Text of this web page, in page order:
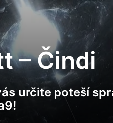
– Čindi
určite poteší